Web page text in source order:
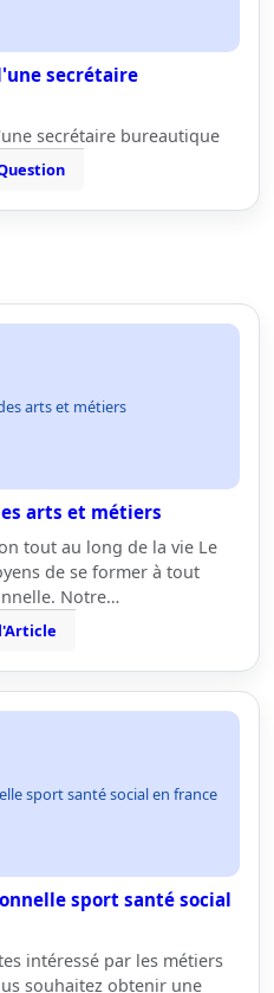
secrétaire
secrétaire bureautique
arts et métiers
arts et métiers
tout au long de la vie Le
de se former à tout
Notre…
sport santé social en france
sport santé social
intéressé par les métiers
souhaitez obtenir une